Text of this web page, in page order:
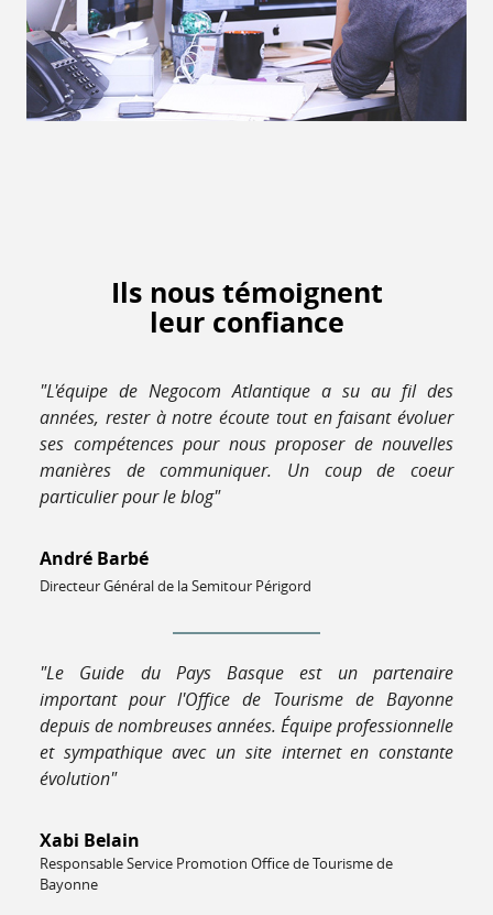
Ils nous témoignent
leur confiance
"L'équipe de Negocom Atlantique a su au fil des
années, rester à notre écoute tout en faisant évoluer
ses compétences pour nous proposer de nouvelles
manières de communiquer. Un coup de coeur
particulier pour le blog"
André Barbé
Directeur Général de la Semitour Périgord
"Le Guide du Pays Basque est un partenaire
important pour l'Office de Tourisme de Bayonne
depuis de nombreuses années. Équipe professionnelle
et sympathique avec un site internet en constante
évolution"
Xabi Belain
Responsable Service Promotion Office de Tourisme de
Bayonne